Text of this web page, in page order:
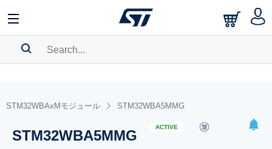
BOOKMARK
to show your saved searches.
STM32WBAxMモジュール STM32WBA5MMG
STM32WBA5MMG
ACTIVE